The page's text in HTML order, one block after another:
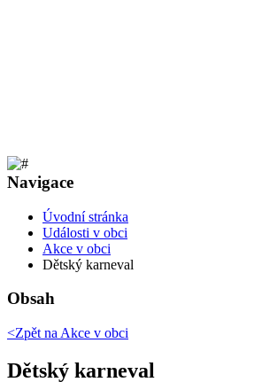
Navigace
Úvodní stránka
Události v obci
Akce v obci
Dětský karneval
Obsah
<Zpět na Akce v obci
Dětský karneval